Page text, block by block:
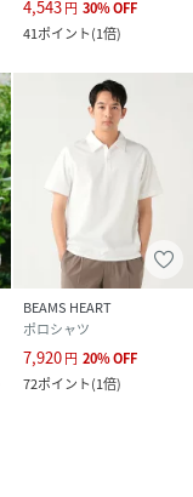
4,543円 30%OFF
41ポイント(1倍)
BEAMS HEART
ポロシャツ
7,920円 20%OFF
72ポイント(1倍)